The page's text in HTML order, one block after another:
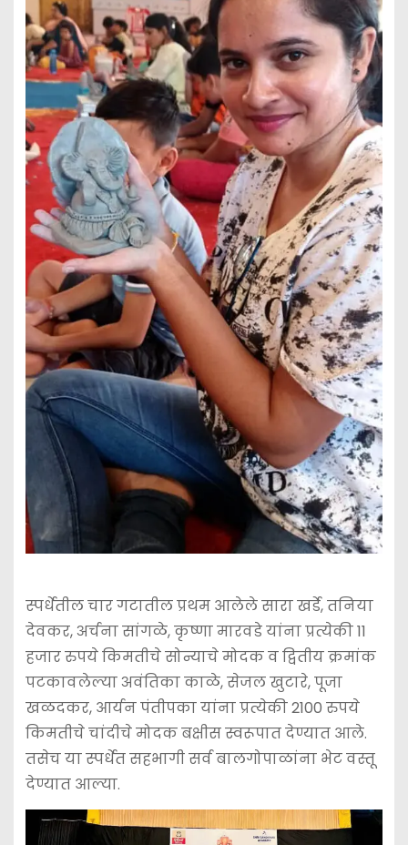
स्पर्धेतील चार गटातील प्रथम आलेले सारा खर्डे, तनिया
देवकर, अर्चना सांगळे, कृष्णा मारवडे यांना प्रत्येकी 11
हजार रुपये किमतीचे सोन्याचे मोदक व द्वितीय क्रमांक
पटकावलेल्या अवंतिका काळे, सेजल खुटारे, पूजा
खळदकर, आर्यन पंतीपका यांना प्रत्येकी 2100 रुपये
किमतीचे चांदीचे मोदक बक्षीस स्वरूपात देण्यात आले.
तसेच या स्पर्धेत सहभागी सर्व बालगोपाळांना भेट वस्तू
देण्यात आल्या.